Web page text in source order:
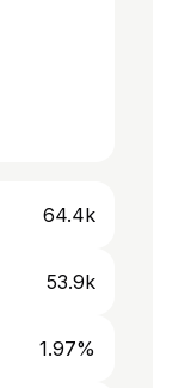
64.4k
53.9k
1.97%